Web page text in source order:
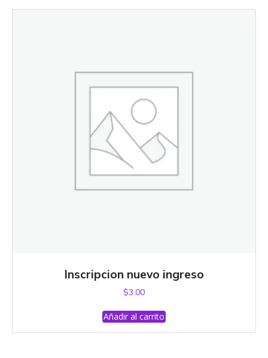
Inscripcion nuevo ingreso
$3.00
Añadir al carrito